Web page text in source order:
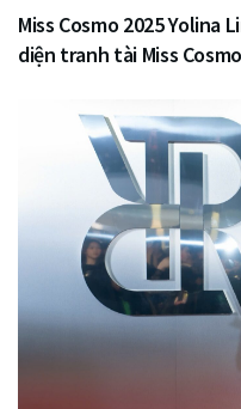
Miss Cosmo 2025 Yolina
diện tranh tài Miss